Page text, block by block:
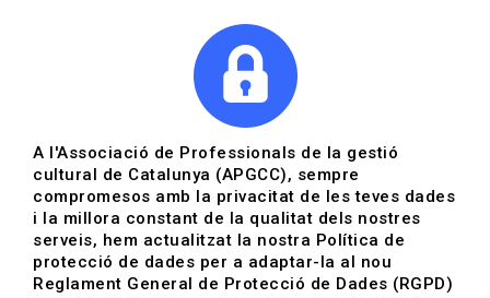
Convocatòries | Museus i
patrimoni
Data de publicació: 29-01-2024
A l'Associació de Professionals de la gestió
cultural de Catalunya (APGCC), sempre
compromesos amb la privacitat de les teves dades
i la millora constant de la qualitat dels nostres
serveis, hem actualitzat la nostra Política de
protecció de dades per a adaptar-la al nou
Reglament General de Protecció de Dades (RGPD)